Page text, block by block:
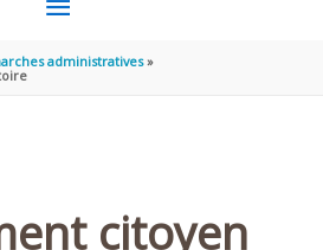
PRINCIPAL
administratives
citoyen